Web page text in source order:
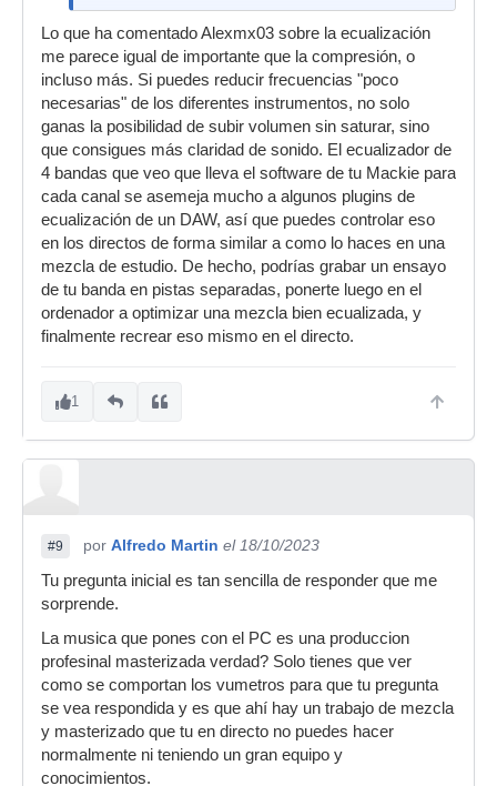
Lo que ha comentado Alexmx03 sobre la ecualización
me parece igual de importante que la compresión, o
incluso más. Si puedes reducir frecuencias "poco
necesarias" de los diferentes instrumentos, no solo
ganas la posibilidad de subir volumen sin saturar, sino
que consigues más claridad de sonido. El ecualizador de
4 bandas que veo que lleva el software de tu Mackie para
cada canal se asemeja mucho a algunos plugins de
ecualización de un DAW, así que puedes controlar eso
en los directos de forma similar a como lo haces en una
mezcla de estudio. De hecho, podrías grabar un ensayo
de tu banda en pistas separadas, ponerte luego en el
ordenador a optimizar una mezcla bien ecualizada, y
finalmente recrear eso mismo en el directo.
1
#9 por Alfredo Martin el 18/10/2023
Tu pregunta inicial es tan sencilla de responder que me
sorprende.
La musica que pones con el PC es una produccion
profesinal masterizada verdad? Solo tienes que ver
como se comportan los vumetros para que tu pregunta
se vea respondida y es que ahí hay un trabajo de mezcla
y masterizado que tu en directo no puedes hacer
normalmente ni teniendo un gran equipo y
conocimientos.